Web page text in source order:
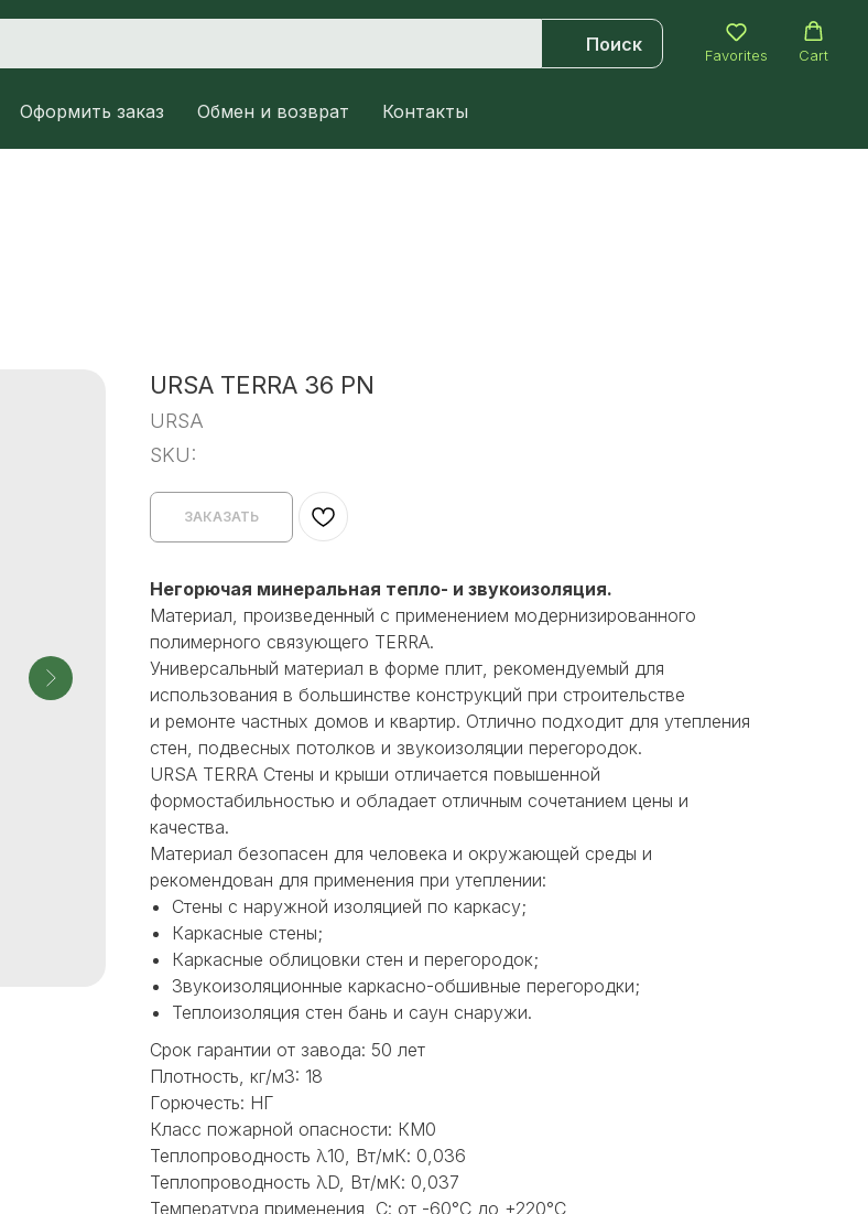
Поиск
Favorites Cart
Оформить заказ Обмен и возврат Контакты
URSA TERRA 36 PN
URSA
SKU:
ЗАКАЗАТЬ
Негорючая минеральная тепло- и звукоизоляция.
Материал, произведенный с применением модернизированного
полимерного связующего TERRA.
Универсальный материал в форме плит, рекомендуемый для
использования в большинстве конструкций при строительстве
и ремонте частных домов и квартир. Отлично подходит для утепления
стен, подвесных потолков и звукоизоляции перегородок.
URSA TERRA Стены и крыши отличается повышенной
формостабильностью и обладает отличным сочетанием цены и
качества.
Материал безопасен для человека и окружающей среды и
рекомендован для применения при утеплении:
Стены с наружной изоляцией по каркасу;
Каркасные стены;
Каркасные облицовки стен и перегородок;
Звукоизоляционные каркасно-обшивные перегородки;
Теплоизоляция стен бань и саун снаружи.
Срок гарантии от завода: 50 лет
Плотность, кг/м3: 18
Горючесть: НГ
Класс пожарной опасности: КМ0
Теплопроводность λ10, Вт/мК: 0,036
Теплопроводность λD, Вт/мК: 0,037
Температура применения, С: от -60°С до +220°С